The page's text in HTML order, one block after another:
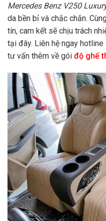
Mercedes Benz V250
da bền bỉ và chắc chắn.
tín, cam kết sẽ chịu trách
tại đây. Liên hệ ngay hotline
tư vấn thêm về gói độ ghế